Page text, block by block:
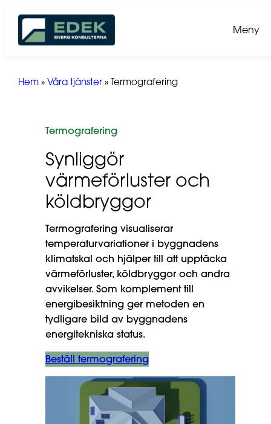
Hoppa
innehåll
Meny
Hem »Våra tjänster »Termografering
Termografering
Synliggör
värmeförluster och
köldbryggor
Termografering visualiserar
temperaturvariationer i byggnadens
klimatskal och hjälper till att upptäcka
värmeförluster, köldbryggor och andra
avvikelser. Som komplement till
energibesiktning ger metoden en
tydligare bild av byggnadens
energitekniska status.
Beställ termografering